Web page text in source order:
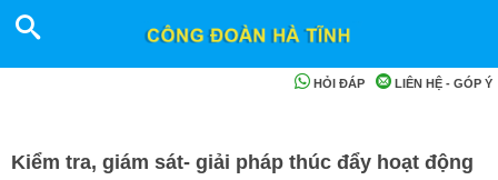
LIÊN HỆ - GÓP Ý
HỎI ĐÁP
Kiểm tra, giám sát- giải pháp thúc đẩy hoạt động